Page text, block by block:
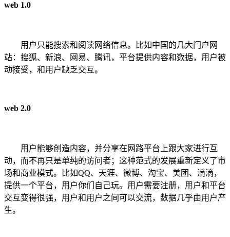
web 1.0
用户只能搜索和阅读网络信息。比如中国的几大门户网
站：搜狐、新浪、网易、腾讯，平台提供内容和数据，用户被
动接受，和用户缺乏交互。
web 2.0
用户能够创造内容，并分享在网路平台上跟大家进行互
动，而不再只是单纯的访问者；这种范式的发展重新定义了市
场和商业模式。比如QQ、天涯、微博、淘宝、美团、滴滴，
提供一个平台，用户你们自己玩。用户需要注册，用户和平台
交互变得很强，用户和用户之间可以交流，数据几乎由用户产
生。